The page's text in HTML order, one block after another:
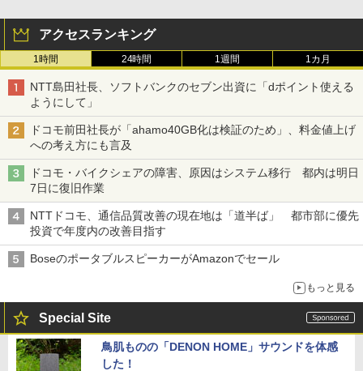
アクセスランキング
1時間 24時間 1週間 1カ月
NTT島田社長、ソフトバンクのセブン出資に「dポイント使える
ようにして」
ドコモ前田社長が「ahamo40GB化は検証のため」、料金値上げ
への考え方にも言及
ドコモ・バイクシェアの障害、原因はシステム移行 都内は明日
7日に復旧作業
NTTドコモ、通信品質改善の現在地は「道半ば」 都市部に優先
投資で年度内の改善目指す
BoseのポータブルスピーカーがAmazonでセール
もっと見る
Special Site
鳥肌ものの「DENON HOME」サウンドを体感
した！